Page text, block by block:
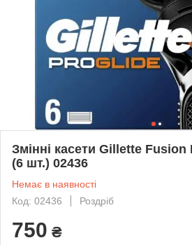
Змінні касети Gillette
(6 шт.) 02436
Немає в наявності
Код: 02436
Роздріб
750 ₴